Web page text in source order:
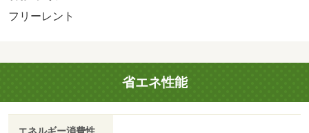
切。当社は坂出市や坂出付近で探しているあなたを全力で
しているので、外に干したくない日でも効率よくカラッと
乾かせます。今や必需品ともなったネット。こちらはイン
ターネット有り物件です。アパートタイプのお部屋です。
お部屋探しも楽しく。坂出市や坂出付近のことなら当社へ
フリーレント
省エネ性能